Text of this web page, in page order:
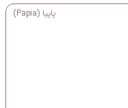
پاپیا (Papia)